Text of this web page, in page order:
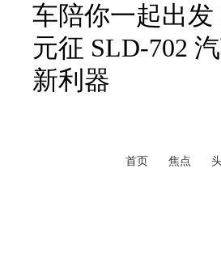
车陪你一起出发
元征 SLD-702
新利器
首页 焦点